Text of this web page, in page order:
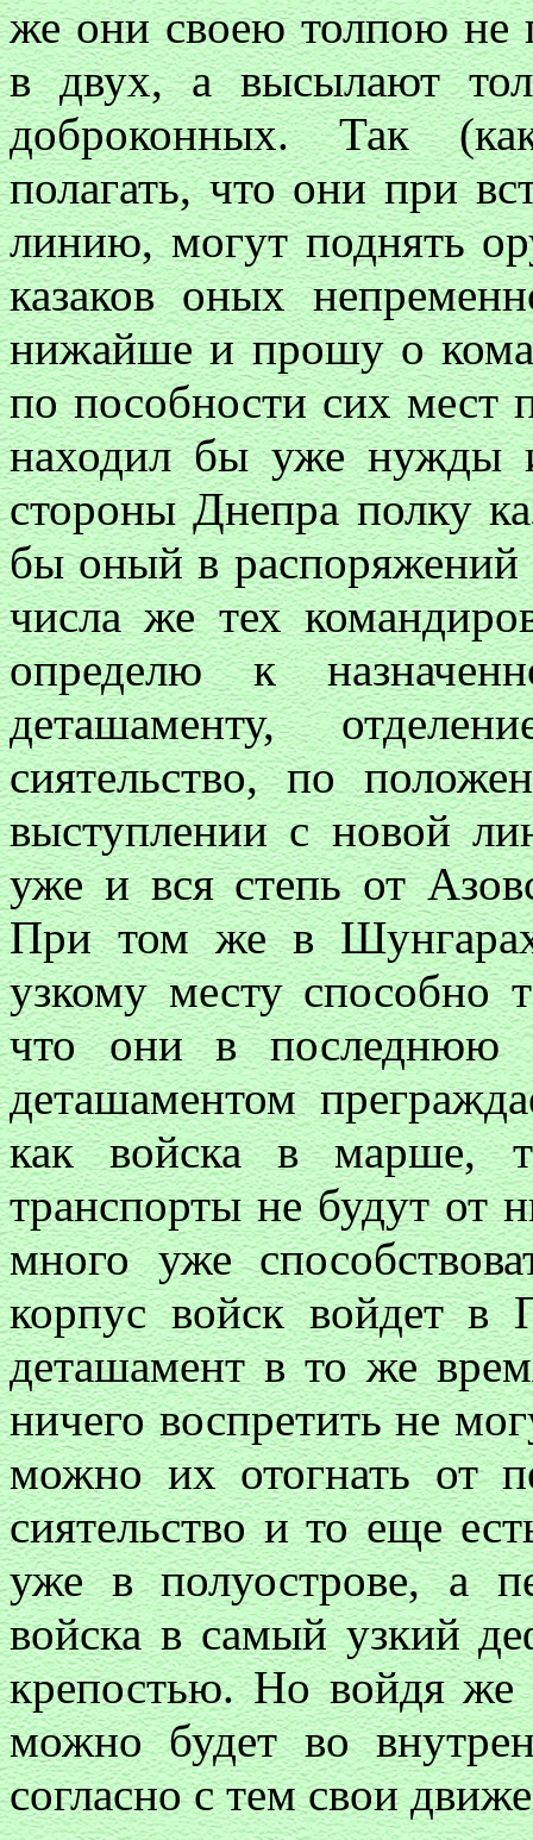
же они своею толпою не
в двух, а высылают
доброконных. Так
полагать, что они при
линию, могут поднять
казаков оных
нижайше и прошу о
по пособности сих мест
находил бы уже нужды
стороны Днепра полку
бы оный в распоряжений
числа же тех
определю к
деташаменту,
сиятельство, по
выступлении с новой
уже и вся степь от
При том же в
узкому месту способно
что они в последнюю
деташаментом
как войска в марше,
транспорты не будут от
много уже
корпус войск войдет
деташамент в то же
ничего воспретить не
можно их отогнать от
сиятельство и то еще
уже в полуострове, а
войска в самый узкий
крепостью. Но войдя
можно будет во
согласно с тем свои